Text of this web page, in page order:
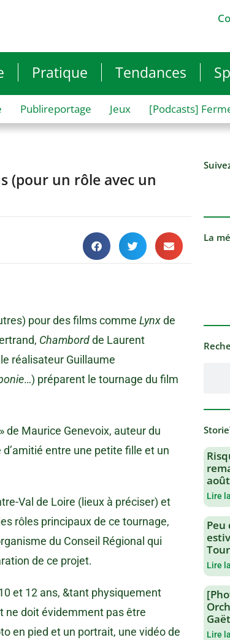
Pratique Tendances
Publireportage Jeux [Podcasts]
(pour un rôle avec un
pour des films comme Lynxde
Chambordde Laurent
réalisateur Guillaume
…) préparent le tournage du film
de Maurice Genevoix, auteur du
entre une petite fille et un
Val de Loire (lieux à préciser) et
rôles principaux de ce tournage,
du Conseil Régional qui
de ce projet.
et 12 ans, &tant physiquement
ne doit évidemment pas être
en pied et un portrait, une vidéo de
La
Lire
Peu
Lire
Lire